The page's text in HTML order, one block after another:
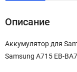
Описание
Аккумулятор для
Samsung A715 EB-